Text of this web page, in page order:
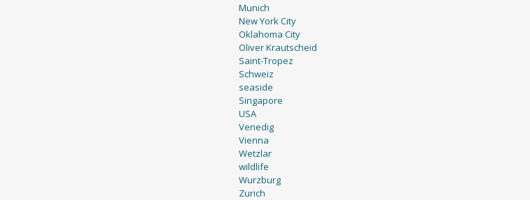
Munich
New York City
Oklahoma City
Oliver Krautscheid
Saint-Tropez
Schweiz
seaside
Singapore
USA
Venedig
Vienna
Wetzlar
wildlife
Wurzburg
Zurich